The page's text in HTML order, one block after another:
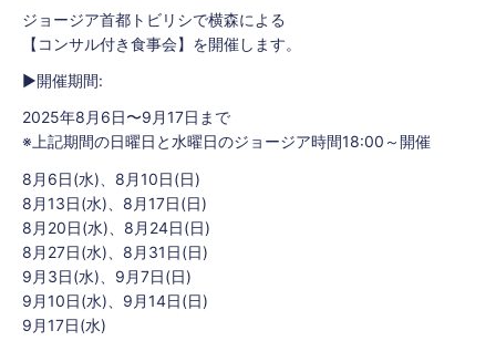
ジョージア首都トビリシで横森による
【コンサル付き食事会】を開催します。
▶︎開催期間:
2025年8月6日〜9月17日まで
※ 上記期間の日曜日と水曜日のジョージア時間18:00 ～開催
8月6日(水)、8月10日(日)
8月13日(水)、8月17日(日)
8月20日(水)、8月24日(日)
8月27日(水)、8月31日(日)
9月3日(水)、9月7日(日)
9月10日(水)、9月14日(日)
9月17日(水)